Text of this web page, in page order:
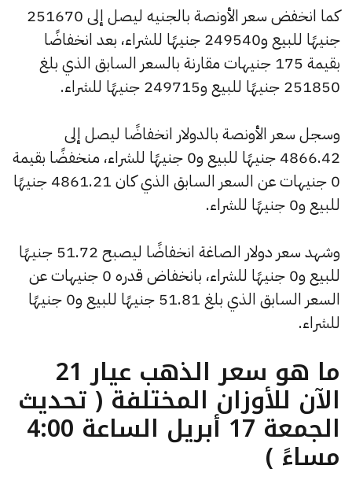
كما انخفض سعر الأونصة بالجنيه ليصل إلى 251670
جنيهًا للبيع و249540 جنيهًا للشراء، بعد انخفاضًا
بقيمة 175 جنيهات مقارنة بالسعر السابق الذي بلغ
251850 جنيهًا للبيع و249715 جنيهًا للشراء.
وسجل سعر الأونصة بالدولار انخفاضًا ليصل إلى
4866.42 جنيهًا للبيع و0 جنيهًا للشراء، منخفضًا بقيمة
0 جنيهات عن السعر السابق الذي كان 4861.21 جنيهًا
للبيع و0 جنيهًا للشراء.
وشهد سعر دولار الصاغة انخفاضًا ليصبح 51.72 جنيهًا
للبيع و0 جنيهًا للشراء، بانخفاض قدره 0 جنيهات عن
السعر السابق الذي بلغ 51.81 جنيهًا للبيع و0 جنيهًا
للشراء.
ما هو سعر الذهب عيار 21
الآن للأوزان المختلفة ( تحديث
الجمعة 17 أبريل الساعة 4:00
مساءً )